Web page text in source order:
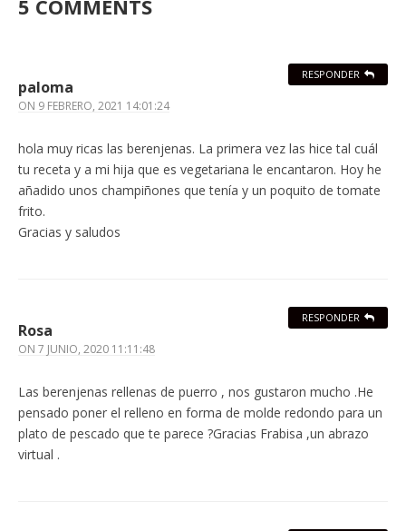
5 COMMENTS
paloma
ON 9 FEBRERO, 2021 14:01:24
hola muy ricas las berenjenas. La primera vez las hice tal cuál
tu receta y a mi hija que es vegetariana le encantaron. Hoy he
añadido unos champiñones que tenía y un poquito de tomate
frito.
Gracias y saludos
RESPONDER
Rosa
ON 7 JUNIO, 2020 11:11:48
Las berenjenas rellenas de puerro , nos gustaron mucho .He
pensado poner el relleno en forma de molde redondo para un
plato de pescado que te parece ?Gracias Frabisa ,un abrazo
virtual .
RESPONDER